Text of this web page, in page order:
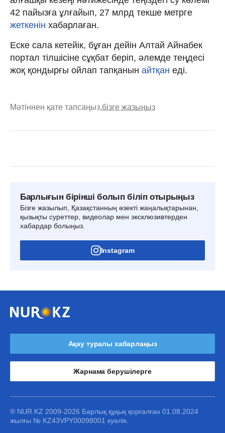
42 пайызға ұлғайып, 27 млрд текше метрге
жеткенін хабарлаған.
Еске сала кетейік, бұған дейін Алтай Айнабек
портал тілшісіне сұқбат беріп, әлемде теңдесі
жоқ қондырғы ойлап тапқанын айтқан еді.
Мәтіннен қате тапсаңыз,бізге жазыңыз
Барлығын бірінші болып біліп отырыңыз
Бізге жазылып, Қазақстанның өзекті жаңалықтарынан,
қызықты суреттер, видеолар мен эксклюзивтерден
хабардар болыңыз.
Instagram
Ақау туралы хабарлаңыз
Жарнама берушілерге
® NUR.KZ 2009-2026 Барлық құқық қорғалған 01.08.2024
жылғы № KZ43VPY00098001 куәлік.